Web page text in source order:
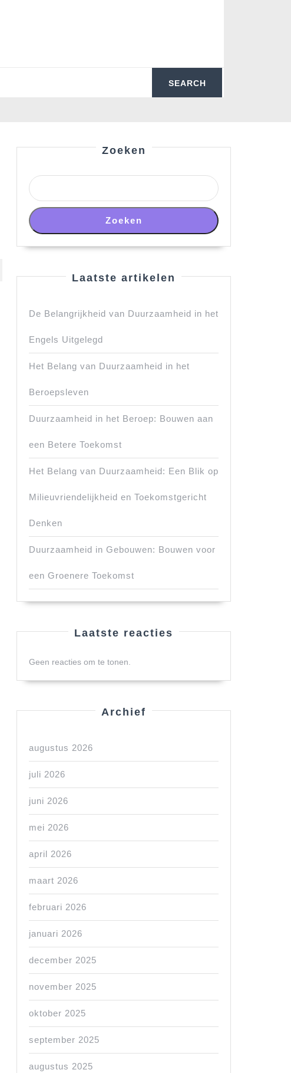
Zoeken
Zoeken
Laatste artikelen
De Belangrijkheid van Duurzaamheid in het
Engels Uitgelegd
Het Belang van Duurzaamheid in het
Beroepsleven
Duurzaamheid in het Beroep: Bouwen aan
een Betere Toekomst
Het Belang van Duurzaamheid: Een Blik op
Milieuvriendelijkheid en Toekomstgericht
Denken
Duurzaamheid in Gebouwen: Bouwen voor
een Groenere Toekomst
Laatste reacties
Geen reacties om te tonen.
Archief
augustus 2026
juli 2026
juni 2026
mei 2026
april 2026
maart 2026
februari 2026
januari 2026
december 2025
november 2025
oktober 2025
september 2025
augustus 2025